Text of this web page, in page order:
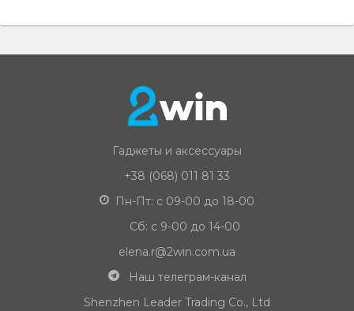
Гаджеты и аксессуары
+38 (068) 011 81 33
Пн-Пт: с 09-00 до 18-00
Сб: с 9-00 до 14-00
elena.r@2win.com.ua
Наш телеграм-канал
Shenzhen Leader Trading Co., Ltd